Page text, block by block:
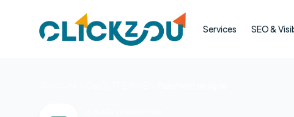
Services SEO &